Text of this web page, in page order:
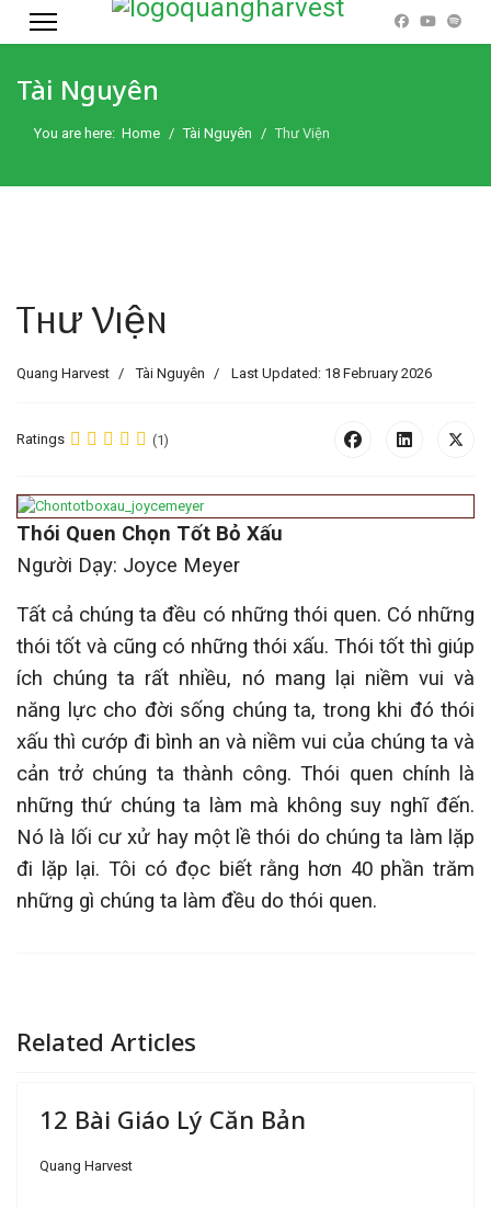
Tài Nguyên
You are here: Home Tài Nguyên Thư Viện
Thư Viện
Quang Harvest Tài Nguyên Last Updated: 18 February 2026
Ratings (1)
Thói Quen Chọn Tốt Bỏ Xấu
Người Dạy: Joyce Meyer
Tất cả chúng ta đều có những thói quen. Có những
thói tốt và cũng có những thói xấu. Thói tốt thì giúp
ích chúng ta rất nhiều, nó mang lại niềm vui và
năng lực cho đời sống chúng ta, trong khi đó thói
xấu thì cướp đi bình an và niềm vui của chúng ta và
cản trở chúng ta thành công. Thói quen chính là
những thứ chúng ta làm mà không suy nghĩ đến.
Nó là lối cư xử hay một lề thói do chúng ta làm lặp
đi lặp lại. Tôi có đọc biết rằng hơn 40 phần trăm
những gì chúng ta làm đều do thói quen.
Related Articles
12 Bài Giáo Lý Căn Bản
Quang Harvest